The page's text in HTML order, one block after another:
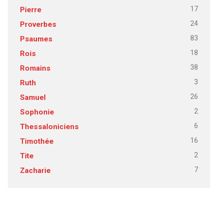
Pierre 17
Proverbes 24
Psaumes 83
Rois 18
Romains 38
Ruth 3
Samuel 26
Sophonie 2
Thessaloniciens 6
Timothée 16
Tite 2
Zacharie 7